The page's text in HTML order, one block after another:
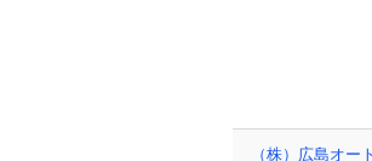
（株）広島オ